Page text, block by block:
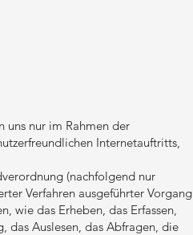
uns nur im Rahmen der
Internetauftritts,
(nachfolgend nur
Verfahren ausgeführter Vorgang
wie das Erheben, das Erfassen,
das Auslesen, das Abfragen, die